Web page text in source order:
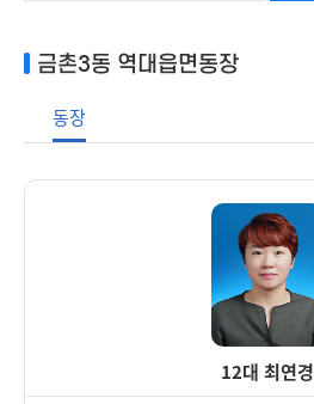
금촌3동 역대읍면동장
동장
12대 최연경